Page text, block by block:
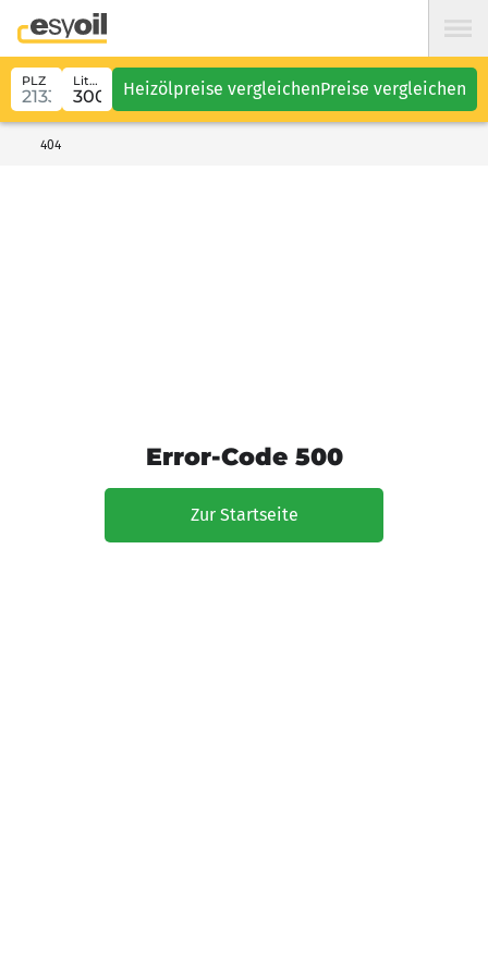
PLZ Liter Heizölpreise vergleichenPreise vergleichen
404
Error-Code 500
Zur Startseite